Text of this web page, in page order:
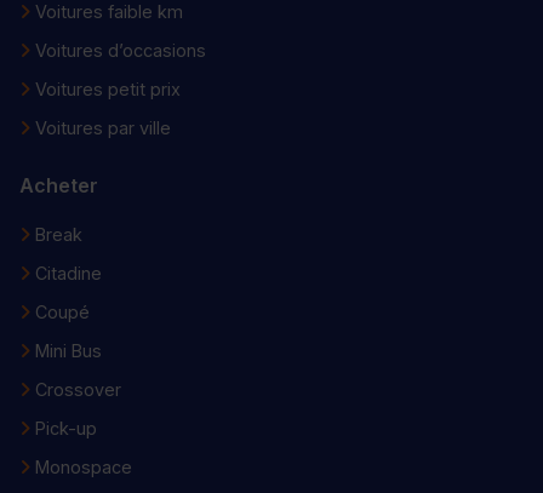
Voitures faible km
Voitures d’occasions
Voitures petit prix
Voitures par ville
Acheter
Break
Citadine
Coupé
Mini Bus
Crossover
Pick-up
Monospace